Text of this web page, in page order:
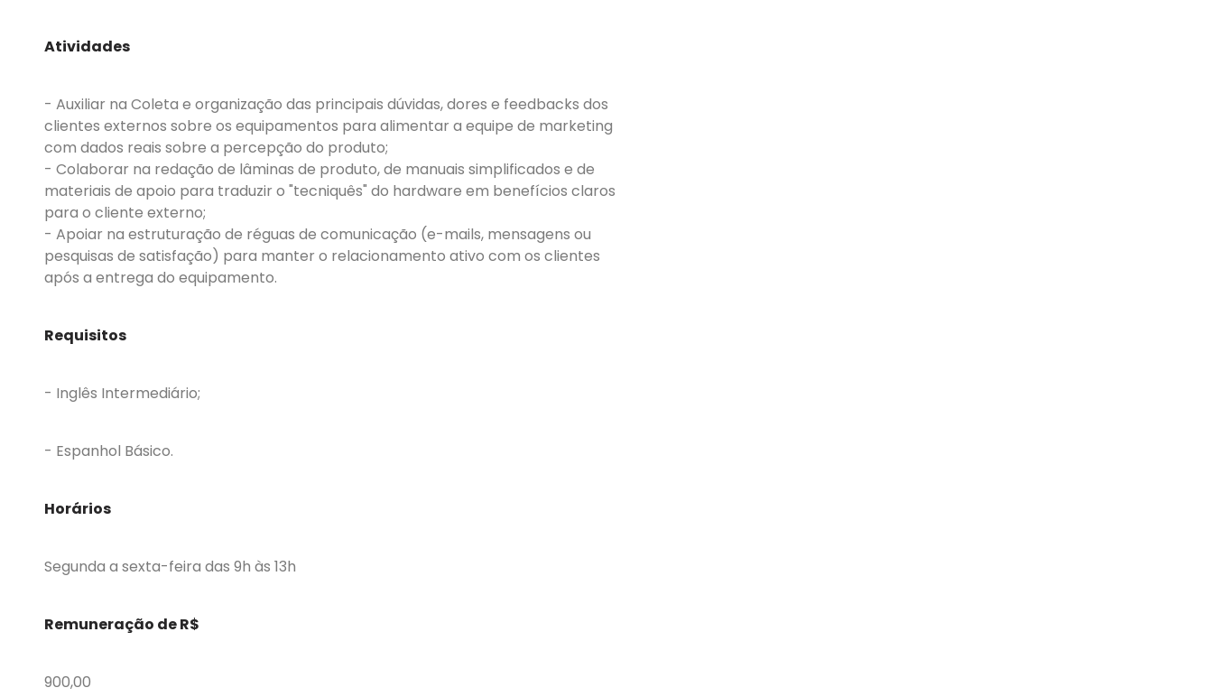
Atividades
- Auxiliar na Coleta e organização das principais dúvidas, dores e feedbacks dos
clientes externos sobre os equipamentos para alimentar a equipe de marketing
com dados reais sobre a percepção do produto;
- Colaborar na redação de lâminas de produto, de manuais simplificados e de
materiais de apoio para traduzir o "tecniquês" do hardware em benefícios claros
para o cliente externo;
- Apoiar na estruturação de réguas de comunicação (e-mails, mensagens ou
pesquisas de satisfação) para manter o relacionamento ativo com os clientes
após a entrega do equipamento.
Requisitos
- Inglês Intermediário;
- Espanhol Básico.
Horários
Segunda a sexta-feira das 9h às 13h
Remuneração de R$
900,00